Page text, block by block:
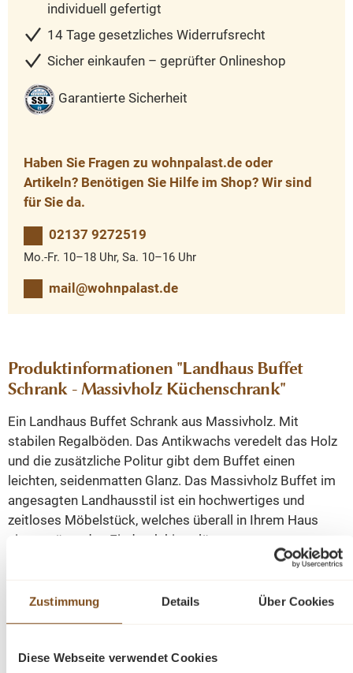
Zustimmung Details Über Cookies
Diese Webseite verwendet Cookies
individuell gefertigt
14 Tage gesetzliches Widerrufsrecht
Sicher einkaufen – geprüfter Onlineshop
Garantierte Sicherheit
Haben Sie Fragen zu wohnpalast.de oder
Artikeln? Benötigen Sie Hilfe im Shop? Wir sind
für Sie da.
02137 9272519
Mo.-Fr. 10–18 Uhr, Sa. 10–16 Uhr
mail@wohnpalast.de
Produktinformationen "Landhaus Buffet
Schrank - Massivholz Küchenschrank"
Ein Landhaus Buffet Schrank aus Massivholz. Mit
stabilen Regalböden. Das Antikwachs veredelt das Holz
und die zusätzliche Politur gibt dem Buffet einen
leichten, seidenmatten Glanz. Das Massivholz Buffet im
angesagten Landhausstil ist ein hochwertiges und
zeitloses Möbelstück, welches überall in Ihrem Haus
einen prägenden Eindruck hinterlässt.
cm.
Weichholz